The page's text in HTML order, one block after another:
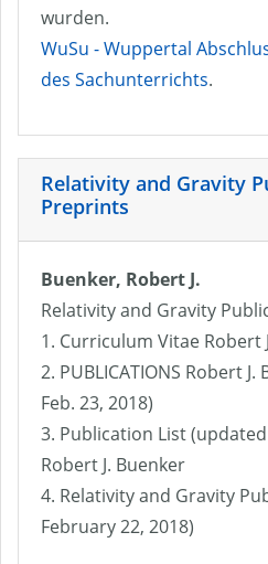
wurden.
WuSu - Wuppertal
des Sachunterrichts.
Relativity and Gravity
Preprints
Buenker, Robert J.
Relativity and Gravity
1. Curriculum Vitae Robert
2. PUBLICATIONS Robert
Feb. 23, 2018)
3. Publication List (updated
Robert J. Buenker
4. Relativity and Gravity
February 22, 2018)